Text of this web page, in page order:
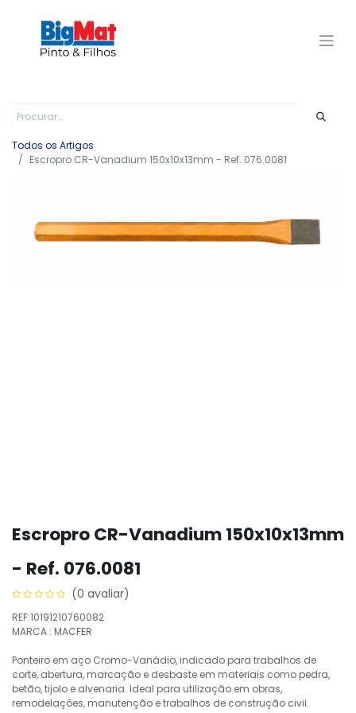
Todos os Artigos
Escropro CR-Vanadium 150x10x13mm - Ref. 076.0081
Escropro CR-Vanadium 150x10x13mm
- Ref. 076.0081
(0 avaliar)
REF:10191210760082
MARCA : MACFER
Ponteiro em aço Cromo-Vanádio, indicado para trabalhos de
corte, abertura, marcação e desbaste em materiais como pedra,
betão, tijolo e alvenaria. Ideal para utilização em obras,
remodelações, manutenção e trabalhos de construção civil.